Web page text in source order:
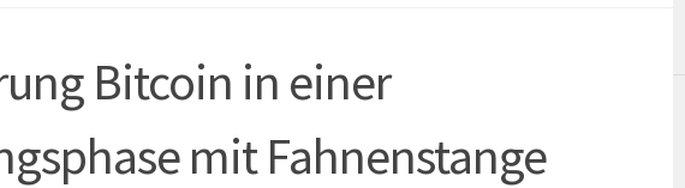
Bitcoin in einer
mit Fahnenstange